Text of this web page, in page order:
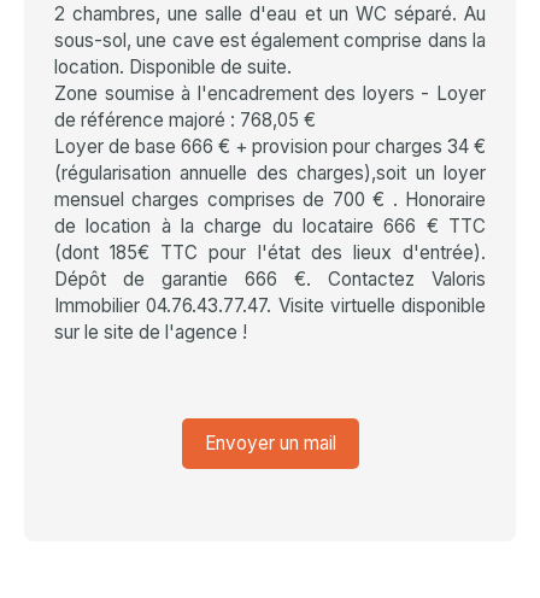
2 chambres, une salle d'eau et un WC séparé. Au
sous-sol, une cave est également comprise dans la
location. Disponible de suite.
Zone soumise à l'encadrement des loyers - Loyer
de référence majoré : 768,05 €
Loyer de base 666 € + provision pour charges 34 €
(régularisation annuelle des charges),soit un loyer
mensuel charges comprises de 700 € . Honoraire
de location à la charge du locataire 666 € TTC
(dont 185€ TTC pour l'état des lieux d'entrée).
Dépôt de garantie 666 €. Contactez Valoris
Immobilier 04.76.43.77.47. Visite virtuelle disponible
sur le site de l'agence !
Envoyer un mail